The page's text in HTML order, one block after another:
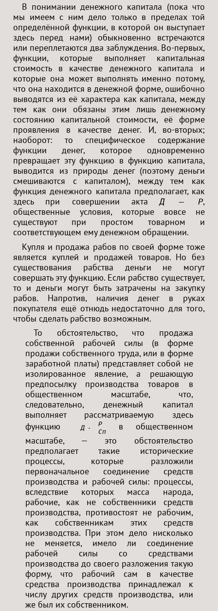
В понимании денежного капитала (пока что
мы имеем с ним дело только в пределах той
определённой функции, в которой он выступает
здесь перед нами) обыкновенно встречаются
или переплетаются два заблуждения. Во-первых,
функции, которые выполняет капитальная
стоимость в качестве денежного капитала и
которые она может выполнять именно потому,
что она находится в денежной форме, ошибочно
выводятся из её характера как капитала, между
тем как они обязаны этим лишь денежному
состоянию капитальной стоимости, её форме
проявления в качестве денег. И, во-вторых;
наоборот: то специфическое содержание
функции денег, которое одновременно
превращает эту функцию в функцию капитала,
выводится из природы денег (поэтому деньги
смешиваются с капиталом), между тем как
функция денежного капитала предполагает, как
здесь при совершении актаД — Р,
общественные условия, которые вовсе не
существуют при простом товарном и
соответствующем ему денежном обращении.
Купля и продажа рабов по своей форме тоже
является куплей и продажей товаров. Но без
существования рабства деньги не могут
совершать эту функцию. Если рабство существует,
то и деньги могут быть затрачены на закупку
рабов. Напротив, наличия денег в руках
покупателя ещё отнюдь недостаточно для того,
чтобы сделать рабство возможным.
То обстоятельство, что продажа
собственной рабочей силы (в форме
продажи собственного труда, или в форме
заработной платы) представляет собой не
изолированное явление, а решающую
предпосылку производства товаров в
общественном масштабе, что,
следовательно, денежный капитал
выполняет рассматриваемую здесь
функцию
Д — Т<
Р
Сп
в общественном
масштабе, — это обстоятельство
предполагает такие исторические
процессы, которые разложили
первоначальное соединение средств
производства и рабочей силы: процессы,
вследствие которых масса народа,
рабочие, как не собственники средств
производства, противостоят не рабочим,
как собственникам этих средств
производства. При этом дело нисколько
не меняется, имело ли соединение
рабочей силы со средствами
производства до своего разложения такую
форму, что рабочий сам в качестве
средства производства принадлежал к
числу других средств производства, или
же был их собственником.